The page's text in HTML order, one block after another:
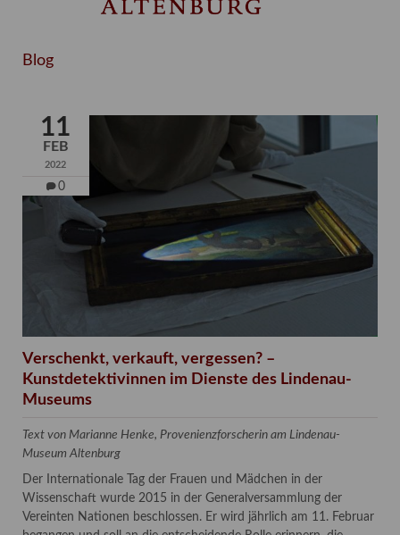
Blog
11
FEB
2022
0
Verschenkt, verkauft, vergessen? –
Kunstdetektivinnen im Dienste des Lindenau-
Museums
Text von Marianne Henke, Provenienzforscherin am Lindenau-
Museum Altenburg
Der Internationale Tag der Frauen und Mädchen in der
Wissenschaft wurde 2015 in der Generalversammlung der
Vereinten Nationen beschlossen. Er wird jährlich am 11. Februar